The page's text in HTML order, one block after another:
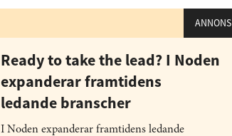
ANNONS
Ready to take the lead? I Noden
expanderar framtidens
ledande branscher
I Noden expanderar framtidens ledande
ger du samtycke till att vi
personuppgifter i enlighet med vår